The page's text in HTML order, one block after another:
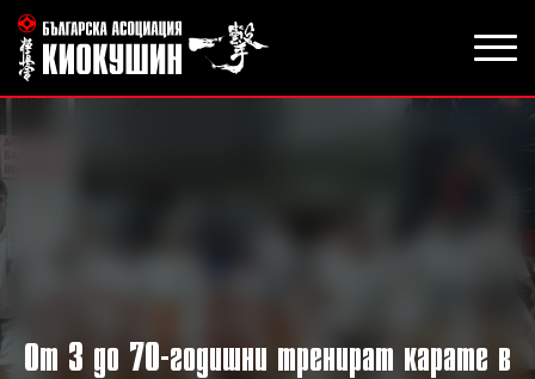
От 3 до 70-годишни тренират карате в